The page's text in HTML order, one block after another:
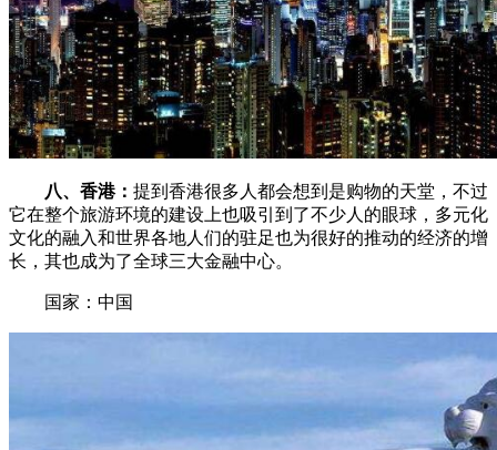
八、香港： 提到香港很多人都会想到是购物的天堂，不过
它在整个旅游环境的建设上也吸引到了不少人的眼球，多元化
文化的融入和世界各地人们的驻足也为很好的推动的经济的增
长，其也成为了全球三大金融中心。
国家：中国